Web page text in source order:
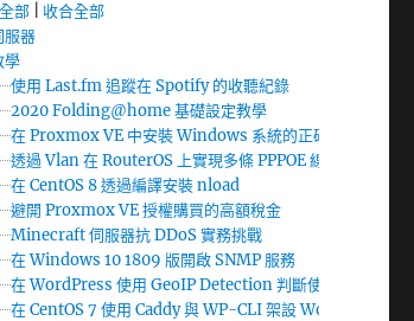
"-" "Mozilla/5.0 (Macintosh; Intel Mac OS X
404 571 "-" "Mozilla/5.0 (Macintosh; Intel
部| 收合全部
服器
學
使用 Last.fm 追蹤在 Spotify 的收聽紀錄
2020 Folding@home 基礎設定教學
在 Proxmox VE 中安裝 Windows 系統的正確姿勢
透過 Vlan 在 RouterOS 上實現多條 PPPOE 線路在一條網
在 CentOS 8 透過編譯安裝 nload
避開 Proxmox VE 授權購買的高額稅金
Minecraft 伺服器抗 DDoS 實務挑戰
在 Windows 10 1809 版開啟 SNMP 服務
在 WordPress 使用 GeoIP Detection 判斷使用者國家以
在 CentOS 7 使用 Caddy 與 WP-CLI 架設 WordPress 網